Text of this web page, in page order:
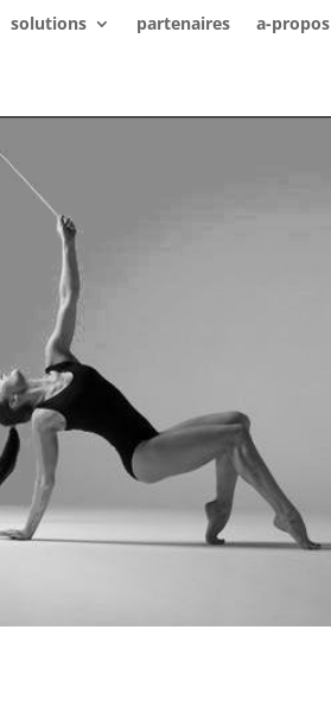
solutions partenaires a-propos